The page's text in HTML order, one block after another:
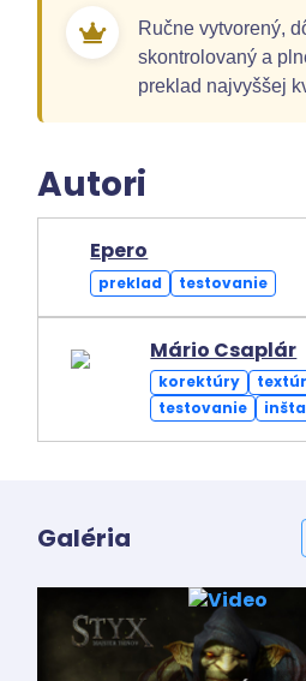
Ručne vytvorený,
skontrolovaný a
preklad najvyššej
Autori
Epero
preklad testovanie
Mário Csaplár
korektúry
testovanie
Galéria